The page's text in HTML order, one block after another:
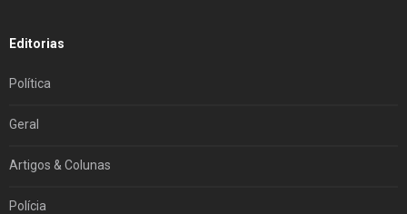
Editorias
Política
Geral
Artigos & Colunas
Polícia